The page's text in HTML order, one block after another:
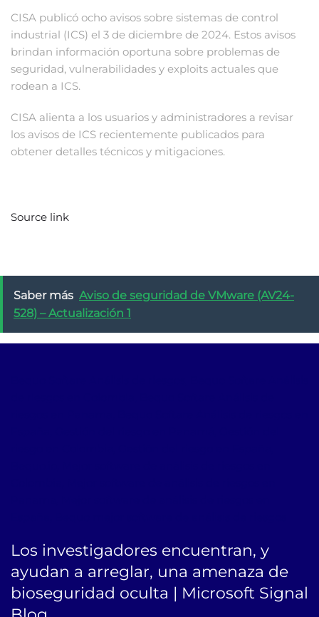
CISA publicó ocho avisos sobre sistemas de control
industrial (ICS) el 3 de diciembre de 2024. Estos avisos
brindan información oportuna sobre problemas de
seguridad, vulnerabilidades y exploits actuales que
rodean a ICS.
CISA alienta a los usuarios y administradores a revisar
los avisos de ICS recientemente publicados para
obtener detalles técnicos y mitigaciones.
Source link
Saber más Aviso de seguridad de VMware (AV24-
528) – Actualización 1
Los investigadores encuentran, y
ayudan a arreglar, una amenaza de
bioseguridad oculta | Microsoft Signal